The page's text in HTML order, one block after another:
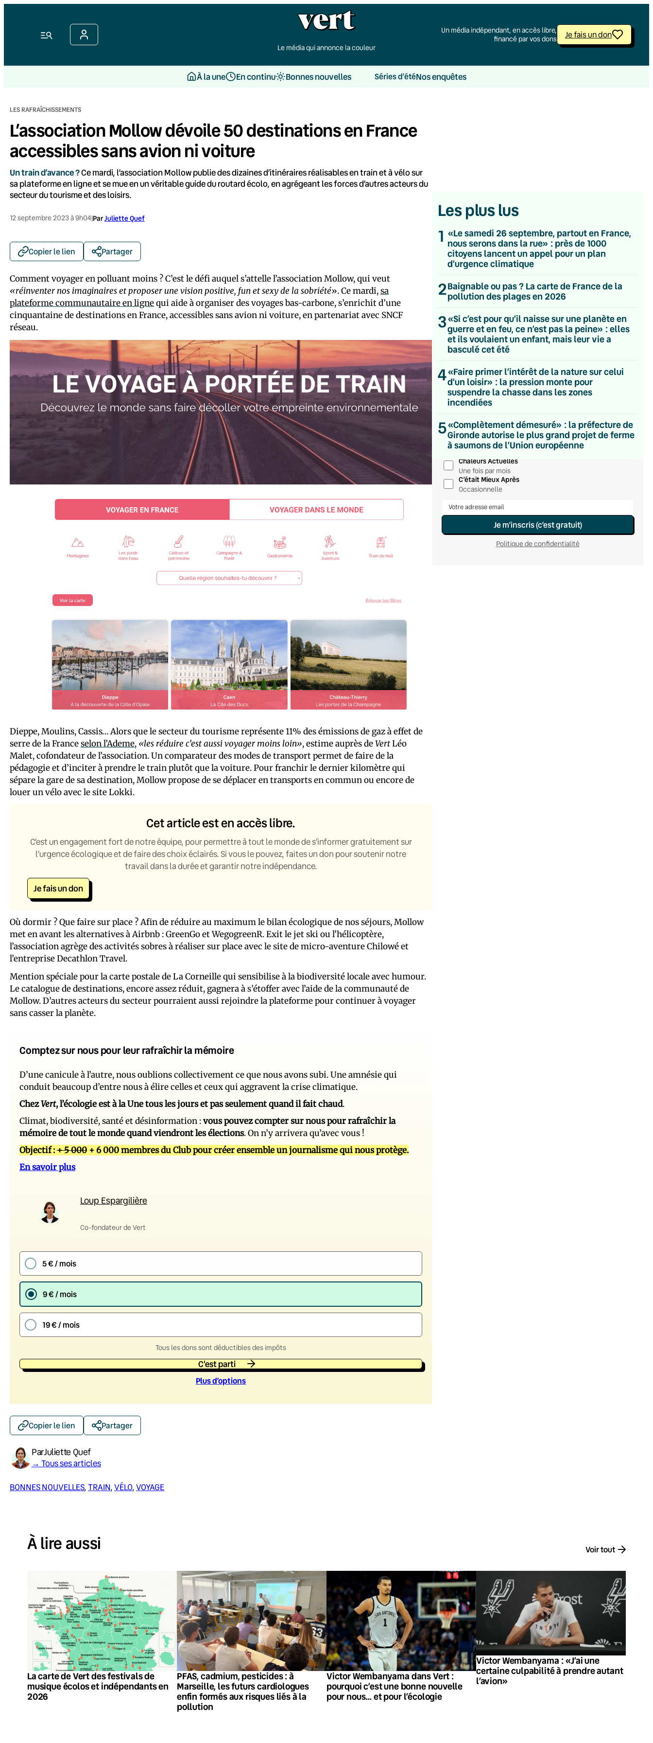
Menu
Le média qui annonce la couleur
Un média indépendant, en accès libre,
financé par vos dons
Je fais un don
À la une En continu Bonnes nouvelles Séries d’étéNos enquêtes
LES RAFRAÎCHISSEMENTS
L’association Mollow dévoile 50 destinations en France
accessibles sans avion ni voiture
Un train d’avance ?Ce mardi, l’association Mollow publie des dizaines d’itinéraires réalisables en train et à vélo sur
sa plateforme en ligne et se mue en un véritable guide du routard écolo, en agrégeant les forces d’autres acteurs du
secteur du tourisme et des loisirs.
12 septembre 2023 à 9h04|ParJuliette Quef
Copier le lien Partager
Comment voyager en polluant moins ? C’est le défi auquel s’attelle l’association Mollow, qui veut
«réinventer nos imaginaires et proposer une vision positive, fun et sexy de la sobriété». Ce mardi,sa
plateforme communautaire en lignequi aide à organiser des voyages bas-carbone, s’enrichit d’une
cinquantaine de destinations en France, accessibles sans avion ni voiture, en partenariat avec SNCF
réseau.
Dieppe, Moulins, Cassis… Alors que le secteur du tourisme représente 11% des émissions de gaz à effet de
serre de la Franceselon l’Ademe, «les réduire c’est aussi voyager moins loin», estime auprès deVertLéo
Malet, cofondateur de l’association. Un comparateur des modes de transport permet de faire de la
pédagogie et d’inciter à prendre le train plutôt que la voiture. Pour franchir le dernier kilomètre qui
sépare la gare de sa destination, Mollow propose de se déplacer en transports en commun ou encore de
louer un vélo avec le site Lokki.
Cet article est en accès libre.
C’est un engagement fort de notre équipe, pour permettre à tout le monde de s’informer gratuitement sur
l’urgence écologique et de faire des choix éclairés. Si vous le pouvez, faites un don pour soutenir notre
travail dans la durée et garantir notre indépendance.
Je fais un don
Où dormir ? Que faire sur place ? Afin de réduire au maximum le bilan écologique de nos séjours, Mollow
met en avant les alternatives à Airbnb : GreenGo et WegogreenR. Exit le jet ski ou l’hélicoptère,
l’association agrège des activités sobres à réaliser sur place avec le site de micro-aventure Chilowé et
l’entreprise Decathlon Travel.
Mention spéciale pour la carte postale de La Corneille qui sensibilise à la biodiversité locale avec humour.
Le catalogue de destinations, encore assez réduit, gagnera à s’étoffer avec l’aide de la communauté de
Mollow. D’autres acteurs du secteur pourraient aussi rejoindre la plateforme pour continuer à voyager
sans casser la planète.
Comptez sur nous pour leur rafraîchir la mémoire
D’une canicule à l’autre, nous oublions collectivement ce que nous avons subi. Une amnésie qui
conduit beaucoup d’entre nous à élire celles et ceux qui aggravent la crise climatique.
ChezVert, l’écologie est à la Une tous les jours et pas seulement quand il fait chaud.
Climat, biodiversité, santé et désinformation :vous pouvez compter sur nous pour rafraîchir la
mémoire de tout le monde quand viendront les élections. On n’y arrivera qu’avec vous !
Objectif :+ 5 000 + 6 000 membres du Club pour créer ensemble un journalisme qui nous protège.
En savoir plus
Loup Espargilière
Co-fondateur de Vert
5 € / mois
9 € / mois
19 € / mois
Tous les dons sont déductibles des impôts
C'est parti
Plus d’options
Copier le lien Partager
ParJuliette Quef
→ Tous ses articles
BONNES NOUVELLES, TRAIN, VÉLO, VOYAGE
Les plus lus
1 «Le samedi 26 septembre, partout en France,
nous serons dans la rue» : près de 1000
citoyens lancent un appel pour un plan
d’urgence climatique
2Baignable ou pas ? La carte de France de la
pollution des plages en 2026
3«Si c’est pour qu’il naisse sur une planète en
guerre et en feu, ce n’est pas la peine» : elles
et ils voulaient un enfant, mais leur vie a
basculé cet été
4«Faire primer l’intérêt de la nature sur celui
d’un loisir» : la pression monte pour
suspendre la chasse dans les zones
incendiées
5«Complètement démesuré» : la préfecture de
Gironde autorise le plus grand projet de ferme
à saumons de l’Union européenne
💌 Inscrivez-vous à nos newsletters
Quotidienne
Du lundi au vendredi
Hebdomadaire
Chaleurs Actuelles
Une fois par mois
C’était Mieux Après
Occasionnelle
Je m’inscris (c’est gratuit)
Politique de confidentialité
À lire aussi Voir tout
La carte de Vert des festivals de
musique écolos et indépendants en
2026
PFAS, cadmium, pesticides : à
Marseille, les futurs cardiologues
enfin formés aux risques liés à la
pollution
Victor Wembanyama dans Vert :
pourquoi c’est une bonne nouvelle
pour nous… et pour l’écologie
Victor Wembanyama : «J’ai une
certaine culpabilité à prendre autant
l’avion»